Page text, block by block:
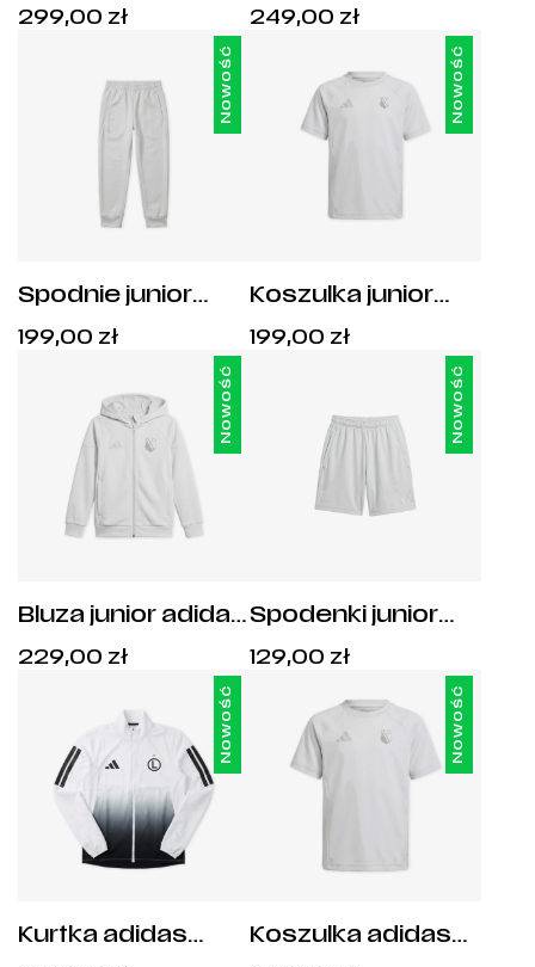
Legia Warszawa -
299,00 złCena:
299,00zł.
Legia Warszawa -
249,00 złCena:
249,00zł.
Nowość
Spodnie junior
Travel Legia
JC5128
199,00 złCena:
zł.
Nowość
Koszulka junior
Travel Legia
199,00 złCena:
zł.
Nowość
Bluza junior adidas
Legia Warszawa -
229,00 złCena:
229,00zł.
Nowość
Spodenki junior
Legia Warszawa -
129,00 złCena:
zł.
Nowość
Kurtka adidas
Nowość
Koszulka adidas